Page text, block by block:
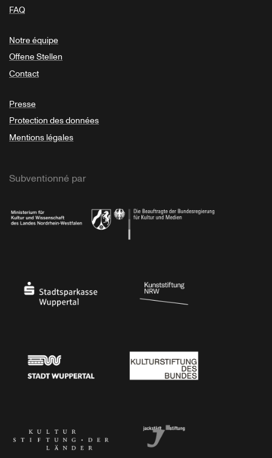
FAQ
Notre équipe
Offene Stellen
Contact
Presse
Protection des données
Mentions légales
Subventionné par